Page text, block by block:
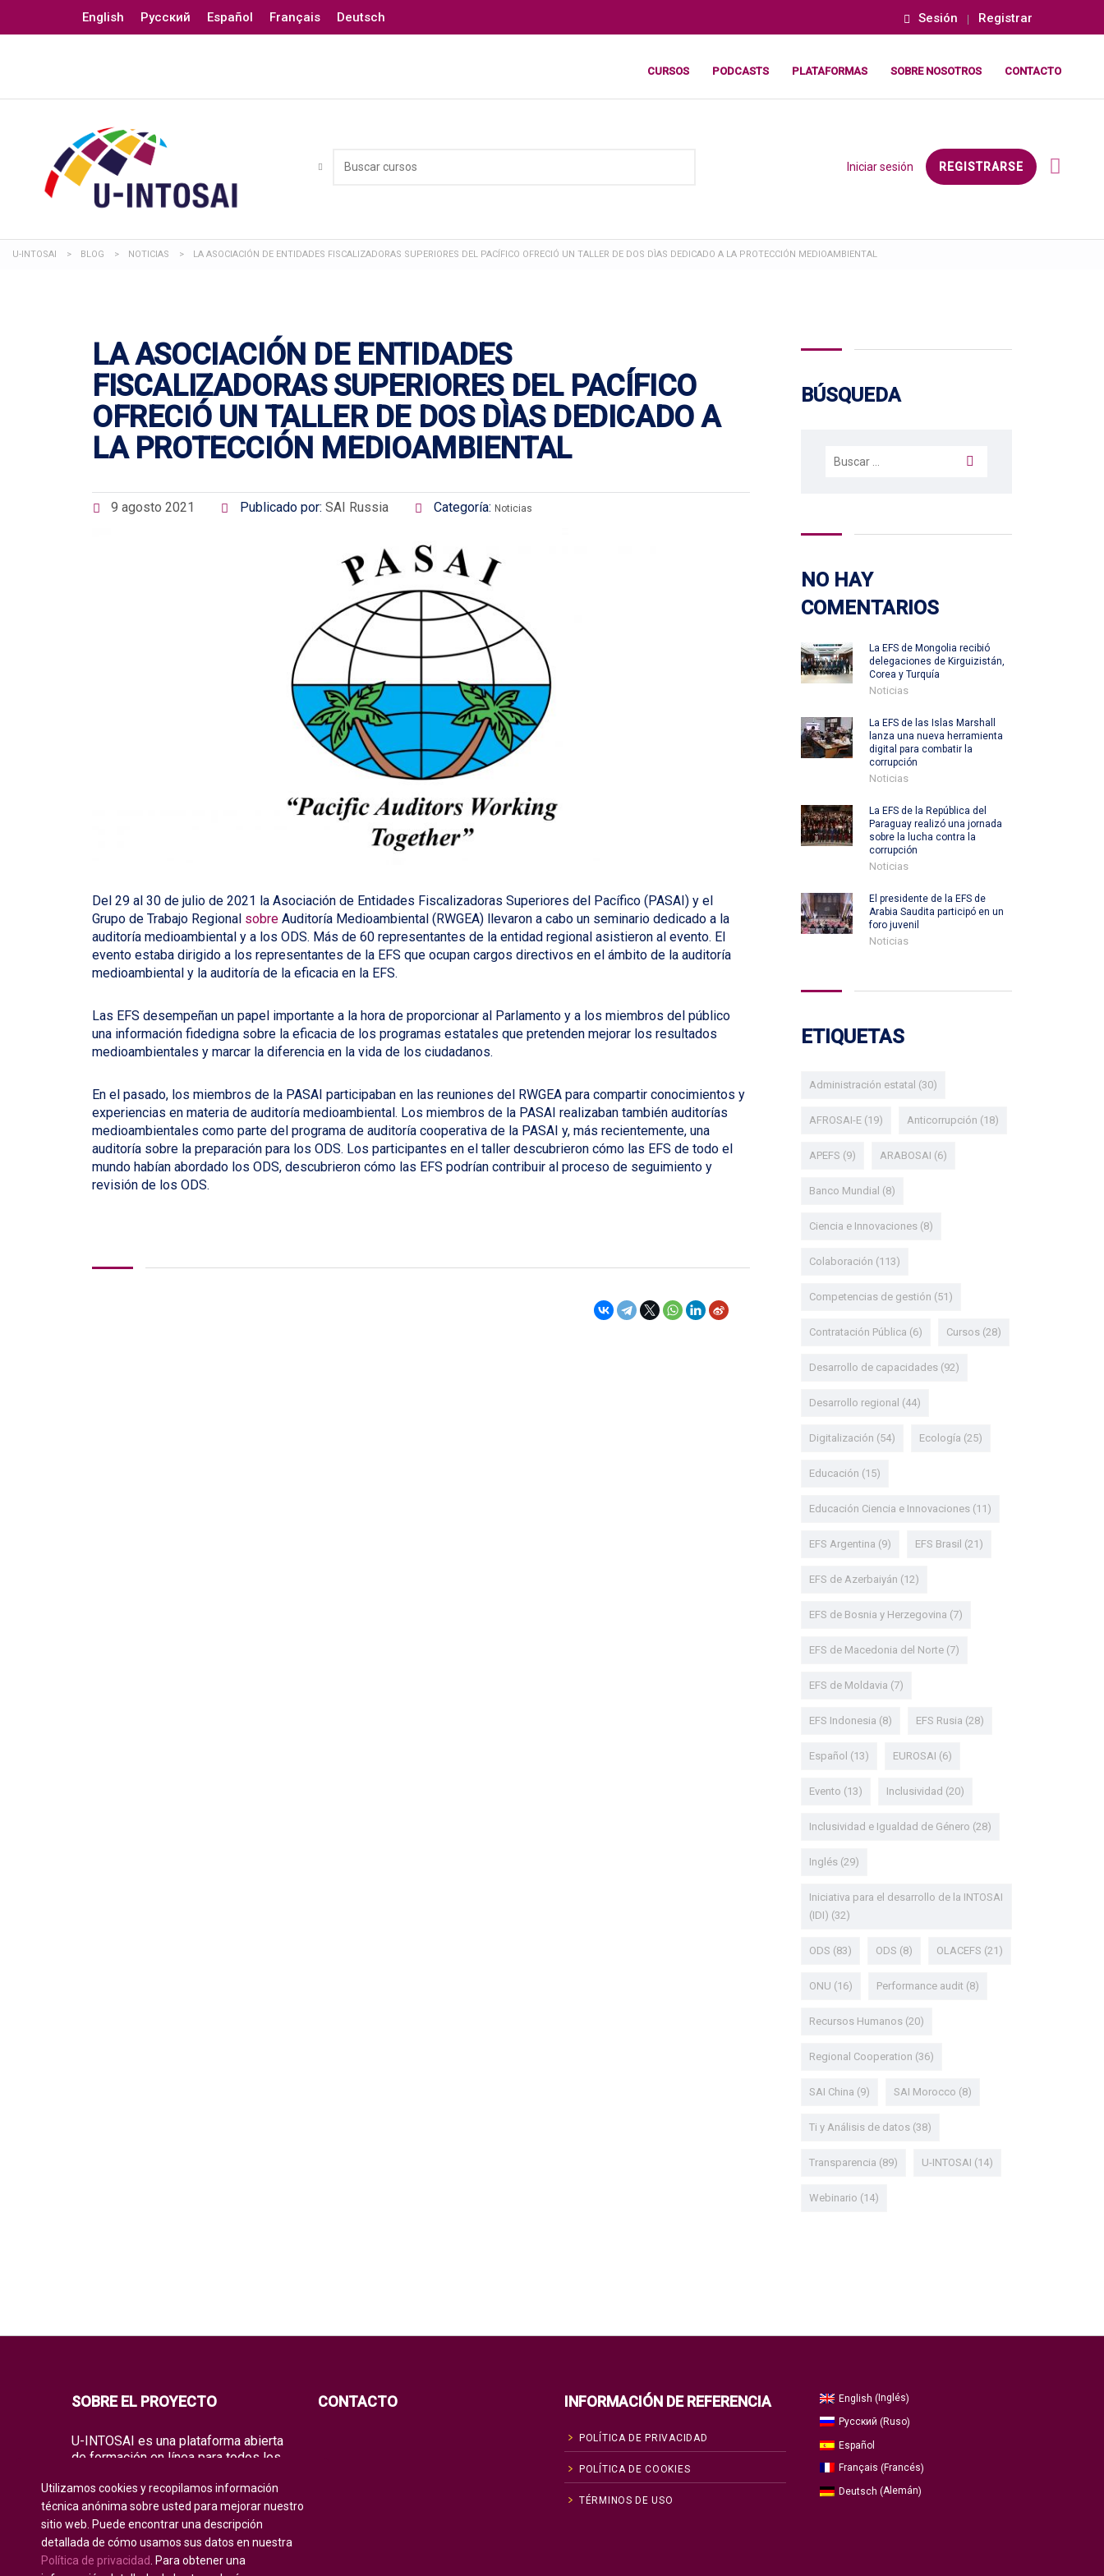
English Русский Español Français Deutsch Sesión Registrar
CURSOS PODCASTS PLATAFORMAS SOBRE NOSOTROS CONTACTO
Iniciar sesión REGISTRARSE
U-INTOSAI > BLOG > NOTICIAS > LA ASOCIACIÓN DE ENTIDADES FISCALIZADORAS SUPERIORES DEL PACÍFICO OFRECIÓ UN TALLER DE DOS DÌAS DEDICADO A LA PROTECCIÓN MEDIOAMBIENTAL
LA ASOCIACIÓN DE ENTIDADES
FISCALIZADORAS SUPERIORES DEL PACÍFICO
OFRECIÓ UN TALLER DE DOS DÌAS DEDICADO A
LA PROTECCIÓN MEDIOAMBIENTAL
9 agosto 2021 Publicado por: SAI Russia Categoría: Noticias
Del 29 al 30 de julio de 2021 la Asociación de Entidades Fiscalizadoras Superiores del Pacífico (PASAI) y el
Grupo de Trabajo Regional sobre Auditoría Medioambiental (RWGEA) llevaron a cabo un seminario dedicado a la
auditoría medioambiental y a los ODS. Más de 60 representantes de la entidad regional asistieron al evento. El
evento estaba dirigido a los representantes de la EFS que ocupan cargos directivos en el ámbito de la auditoría
medioambiental y la auditoría de la eficacia en la EFS.
Las EFS desempeñan un papel importante a la hora de proporcionar al Parlamento y a los miembros del público
una información fidedigna sobre la eficacia de los programas estatales que pretenden mejorar los resultados
medioambientales y marcar la diferencia en la vida de los ciudadanos.
En el pasado, los miembros de la PASAI participaban en las reuniones del RWGEA para compartir conocimientos y
experiencias en materia de auditoría medioambiental. Los miembros de la PASAI realizaban también auditorías
medioambientales como parte del programa de auditoría cooperativa de la PASAI y, más recientemente, una
auditoría sobre la preparación para los ODS. Los participantes en el taller descubrieron cómo las EFS de todo el
mundo habían abordado los ODS, descubrieron cómo las EFS podrían contribuir al proceso de seguimiento y
revisión de los ODS.
BÚSQUEDA
Buscar:
NO HAY
COMENTARIOS
La EFS de Mongolia recibió
delegaciones de Kirguizistán,
Corea y Turquía
Noticias
La EFS de las Islas Marshall
lanza una nueva herramienta
digital para combatir la
corrupción
Noticias
La EFS de la República del
Paraguay realizó una jornada
sobre la lucha contra la
corrupción
Noticias
El presidente de la EFS de
Arabia Saudita participó en un
foro juvenil
Noticias
ETIQUETAS
Administración estatal (30)
AFROSAI-E(19) Anticorrupción (18)
APEFS (9) ARABOSAI (6)
Banco Mundial (8)
Ciencia e Innovaciones(8)
Colaboración (113)
Competencias de gestión (51)
Contratación Pública (6) Cursos(28)
Desarrollo de capacidades(92)
Desarrollo regional (44)
Digitalización (54) Ecología (25)
Educación (15)
Educación Ciencia e Innovaciones(11)
EFS Argentina (9) EFS Brasil (21)
EFS de Azerbaiyán (12)
EFS de Bosnia y Herzegovina (7)
EFS de Macedonia del Norte(7)
EFS de Moldavia (7)
EFS Indonesia (8) EFS Rusia (28)
Español (13) EUROSAI (6)
Evento (13) Inclusividad (20)
Inclusividad e Igualdad de Género (28)
Inglés(29)
Iniciativa para el desarrollo de la INTOSAI
(IDI) (32)
ODS (83) ODS (8) OLACEFS (21)
ONU (16) Performance audit (8)
Recursos Humanos(20)
Regional Cooperation (36)
SAI China (9) SAI Morocco (8)
Ti y Análisis de datos(38)
Transparencia (89) U-INTOSAI (14)
Webinario (14)
SOBRE EL PROYECTO
U-INTOSAI es una plataforma abierta
de formación en línea para todos los
como un espacio único para el
intercambio de experiencias y
conocimientos de vanguardia.
La Universidad ofrece a toda la
comunidad global de auditoría tanto
CONTACTO INFORMACIÓN DE REFERENCIA
POLÍTICA DE PRIVACIDAD
POLÍTICA DE COOKIES
TÉRMINOS DE USO
English (Inglés)
Русский (Ruso)
Español
Français (Francés)
Deutsch (Alemán)
Utilizamos cookies y recopilamos información
técnica anónima sobre usted para mejorar nuestro
sitio web. Puede encontrar una descripción
detallada de cómo usamos sus datos en nuestra
Política de privacidad
. Para obtener una